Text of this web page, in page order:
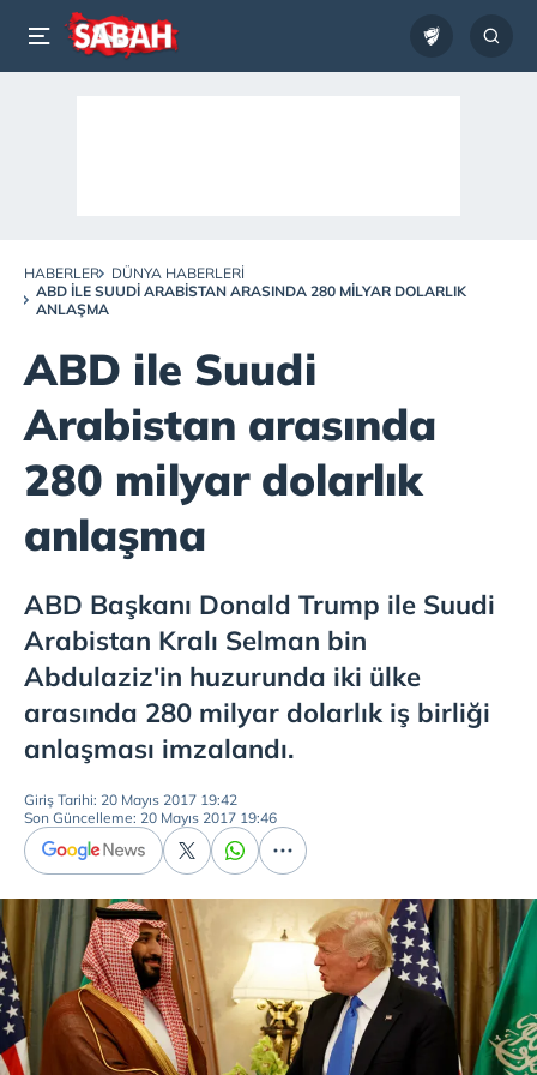
HABERLER
DÜNYA HABERLERI
ABD ILE SUUDI ARABISTAN ARASINDA 280 MILYAR DOLARLIK
ANLAŞMA
ABD ile Suudi
Arabistan arasında
280 milyar dolarlık
anlaşma
ABD Başkanı Donald Trump ile Suudi
Arabistan Kralı Selman bin
Abdulaziz'in huzurunda iki ülke
arasında 280 milyar dolarlık iş birliği
anlaşması imzalandı.
Giriş Tarihi: 20 Mayıs 2017 19:42
Son Güncelleme: 20 Mayıs 2017 19:46